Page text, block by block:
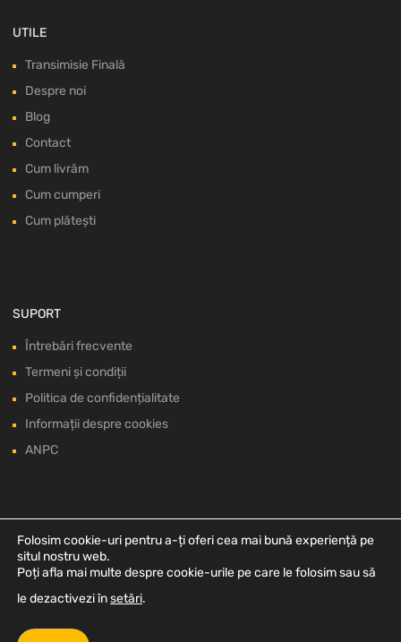
UTILE
Transimisie Finală
Despre noi
Blog
Contact
Cum livrăm
Cum cumperi
Cum plătești
SUPORT
Întrebări frecvente
Termeni și condiții
Politica de confidențialitate
Informații despre cookies
ANPC
Folosim cookie-uri pentru a-ți oferi cea mai bună experiență pe
situl nostru web.
Poți afla mai multe despre cookie-urile pe care le folosim sau să
le dezactivezi însetări.